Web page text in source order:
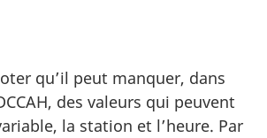
qu’il peut manquer, dans
des valeurs qui peuvent
la station et l’heure. Par